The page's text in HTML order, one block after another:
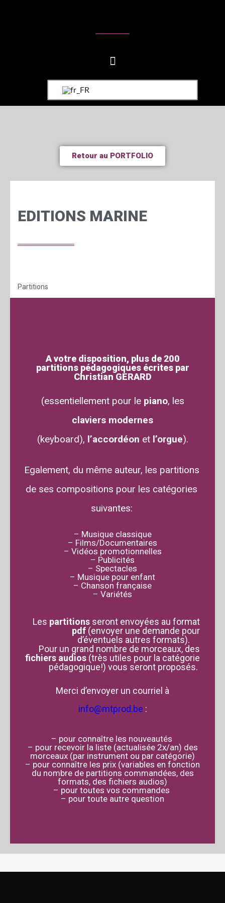
Retour au PORTFOLIO
EDITIONS MARINE
Partitions
A votre disposition, plus de 200
partitions pédagogiques écrites par
Christian GERARD
(essentiellement pour le piano, les
claviers modernes
(keyboard), l’accordéon et l’orgue).
Egalement, du même auteur, les partitions
de ses compositions pour les catégories
suivantes:
– Musique classique
– Films/Documentaires
– Vidéos promotionnelles
– Publicités
– Spectacles
– Musique pour enfant
– Chanson française
– Variétés
Les partitions seront envoyées au format
pdf (envoyer une demande pour
d’éventuels autres formats).
Pour un grand nombre de morceaux, des
fichiers audios (très utiles pour la catégorie
pédagogique!) vous seront proposés.
Merci d’envoyer un courriel à
info@mtprod.be :
– pour connaître les nouveautés
– pour recevoir la liste (actualisée 2x/an) des
morceaux (par instrument ou par catégorie)
– pour connaître les prix (variables en fonction
du nombre de partitions commandées, des
formats, des fichiers audios)
– pour toutes vos commandes
– pour toute autre question